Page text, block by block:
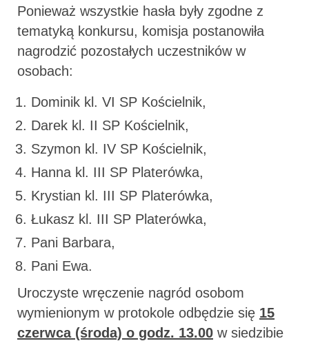
Ponieważ wszystkie hasła były zgodne z
tematyką konkursu, komisja postanowiła
nagrodzić pozostałych uczestników w
osobach:
Dominik kl. VI SP Kościelnik,
Darek kl. II SP Kościelnik,
Szymon kl. IV SP Kościelnik,
Hanna kl. III SP Platerówka,
Krystian kl. III SP Platerówka,
Łukasz kl. III SP Platerówka,
Pani Barbara,
Pani Ewa.
Uroczyste wręczenie nagród osobom
wymienionym w protokole odbędzie się 15
czerwca (środa) o godz. 13.00 w siedzibie